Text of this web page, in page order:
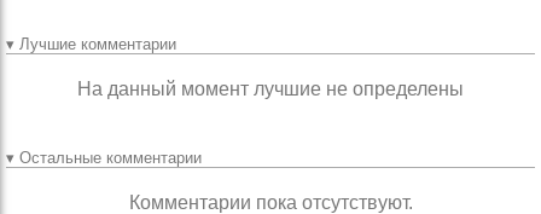
▾ Лучшие комментарии
На данный момент лучшие не определены
▾ Остальные комментарии
Комментарии пока отсутствуют.